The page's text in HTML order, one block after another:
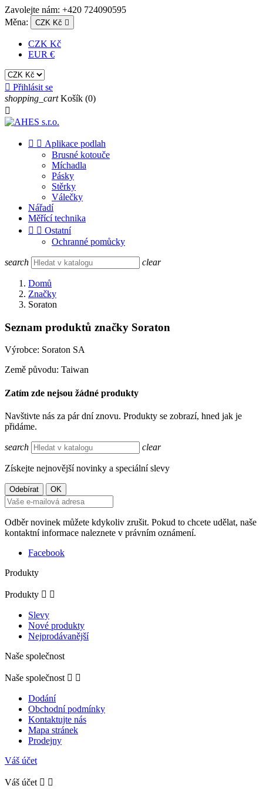
Zavolejte nám: +420 724090595
Měna:
CZK Kč 
CZK Kč
EUR €
 Přihlásit se
shopping_cart Košík (0)

  Aplikace podlah
Brusné kotouče
Míchadla
Pásky
Stěrky
Válečky
Nářadí
Měřící technika
  Ostatní
Ochranné pomůcky
search clear
Domů
Značky
Soraton
Seznam produktů značky Soraton
Výrobce: Soraton SA
Země původu: Taiwan
Zatím zde nejsou žádné produkty
Navštivte nás za pár dní znovu. Produkty se zobrazí, hned jak je
přidáme.
search clear
Získejte nejnovější novinky a speciální slevy
Odběr novinek můžete kdykoliv zrušit. Pokud to chcete udělat, naše
kontaktní informace naleznete v právním oznámení.
Facebook
Produkty
Produkty  
Slevy
Nové produkty
Nejprodávanější
Naše společnost
Naše společnost  
Dodání
Obchodní podmínky
Kontaktujte nás
Mapa stránek
Prodejny
Váš účet
Váš účet  